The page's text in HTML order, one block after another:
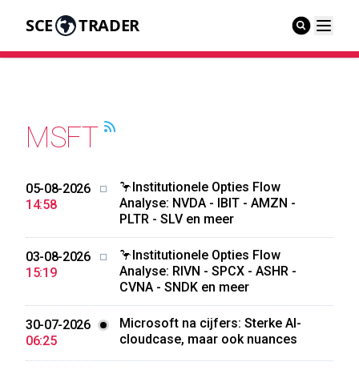
SCE TRADER
MSFT
05-08-2026
14:58
🦩Institutionele Opties Flow
Analyse: NVDA - IBIT - AMZN -
PLTR - SLV en meer
03-08-2026
15:19
🦩Institutionele Opties Flow
Analyse: RIVN - SPCX - ASHR -
CVNA - SNDK en meer
30-07-2026
06:25
Microsoft na cijfers: Sterke AI-
cloudcase, maar ook nuances